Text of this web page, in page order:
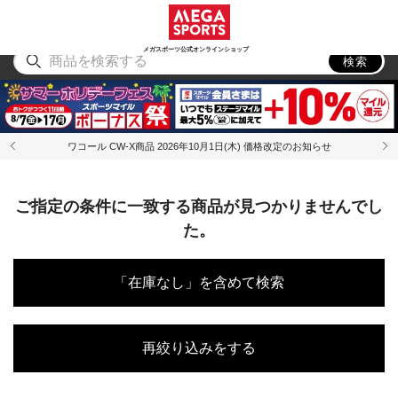
メガスポーツ公式オンラインショップ
アウトドア
検索
ワコール CW-X商品 2026年10月1日(木) 価格改定のお知らせ
ご指定の条件に一致する商品が見つかりませんでし
た。
「在庫なし」を含めて検索
再絞り込みをする